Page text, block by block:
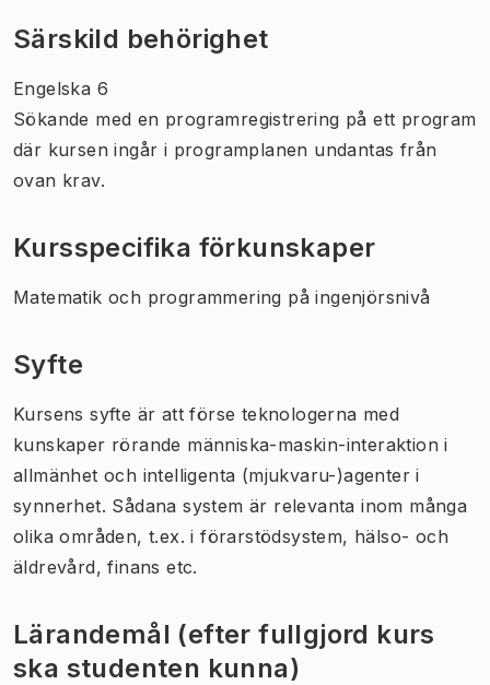
Särskild behörighet
Engelska 6
Sökande med en programregistrering på ett program
där kursen ingår i programplanen undantas från
ovan krav.
Kursspecifika förkunskaper
Matematik och programmering på ingenjörsnivå
Syfte
Kursens syfte är att förse teknologerna med
kunskaper rörande människa-maskin-interaktion i
allmänhet och intelligenta (mjukvaru-)agenter i
synnerhet. Sådana system är relevanta inom många
olika områden, t.ex. i förarstödsystem, hälso- och
äldrevård, finans etc.
Lärandemål (efter fullgjord kurs
ska studenten kunna)